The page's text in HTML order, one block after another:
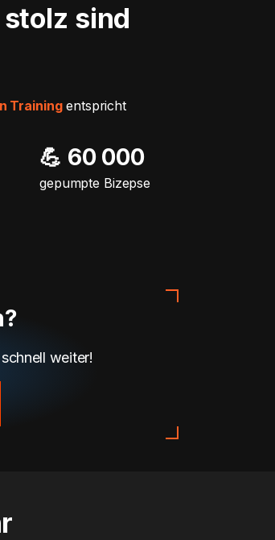
sind
Trainingentspricht
💪 60 000
gepumpte Bizepse
weiter!